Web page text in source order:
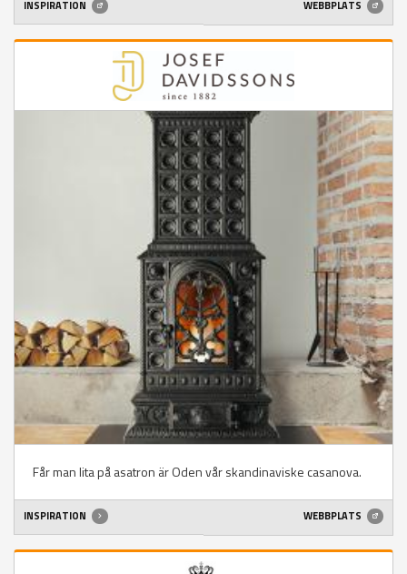
INSPIRATION WEBBPLATS
Får man lita på asatron är Oden vår skandinaviske casanova.
INSPIRATION WEBBPLATS